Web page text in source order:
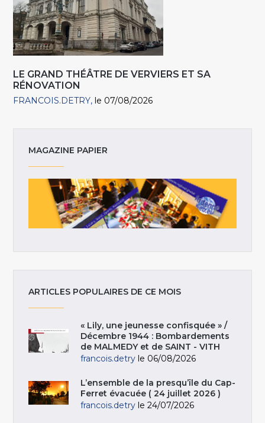
LE GRAND THÉÂTRE DE VERVIERS ET SA
RÉNOVATION
FRANCOIS.DETRY le 07/08/2026
MAGAZINE PAPIER
ARTICLES POPULAIRES DE CE MOIS
« Lily, une jeunesse confisquée » /
Décembre 1944 : Bombardements
de MALMEDY et de SAINT - VITH
francois.detry le 06/08/2026
L’ensemble de la presqu’île du Cap-
Ferret évacuée ( 24 juillet 2026 )
francois.detry le 24/07/2026